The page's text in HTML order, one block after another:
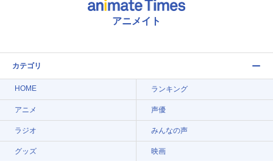
アニメイト
カテゴリ
HOME ランキング
アニメ 声優
ラジオ みんなの声
グッズ 映画